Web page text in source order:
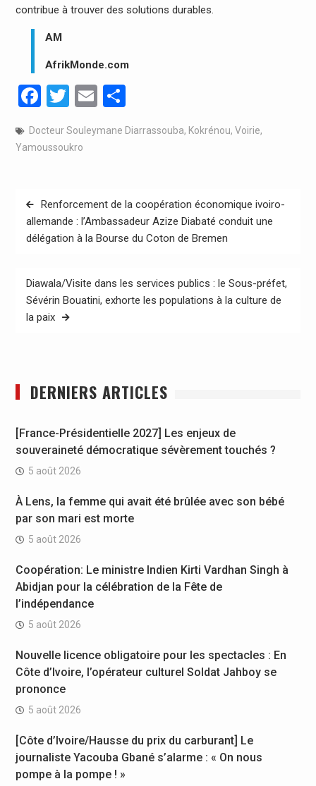
contribue à trouver des solutions durables.
AM
AfrikMonde.com
Facebook
Twitter
EmailPartager
Docteur Souleymane Diarrassouba, Kokrénou, Voirie,
Yamoussoukro
Navigation
de
l’article
Renforcement de la coopération économique ivoiro-
allemande : l’Ambassadeur Azize Diabaté conduit une
délégation à la Bourse du Coton de Bremen
Diawala/Visite dans les services publics : le Sous-préfet,
Sévérin Bouatini, exhorte les populations à la culture de
la paix
DERNIERS ARTICLES
[France-Présidentielle 2027] Les enjeux de
souveraineté démocratique sévèrement touchés ?
5 août 2026
À Lens, la femme qui avait été brûlée avec son bébé
par son mari est morte
5 août 2026
Coopération: Le ministre Indien Kirti Vardhan Singh à
Abidjan pour la célébration de la Fête de
l’indépendance
5 août 2026
Nouvelle licence obligatoire pour les spectacles : En
Côte d’Ivoire, l’opérateur culturel Soldat Jahboy se
prononce
5 août 2026
[Côte d’Ivoire/Hausse du prix du carburant] Le
journaliste Yacouba Gbané s’alarme : « On nous
pompe à la pompe ! »